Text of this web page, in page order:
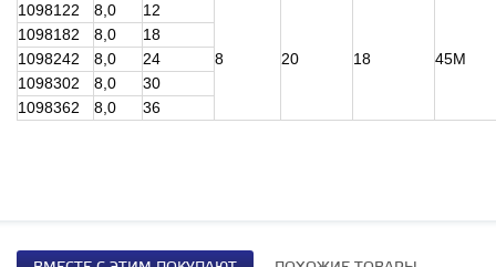
1098122
8,0 12
8 20 18 45М
1098182 8,0
18
1098242
8,0
24
1098302
8,0
30
1098362
8,0 36